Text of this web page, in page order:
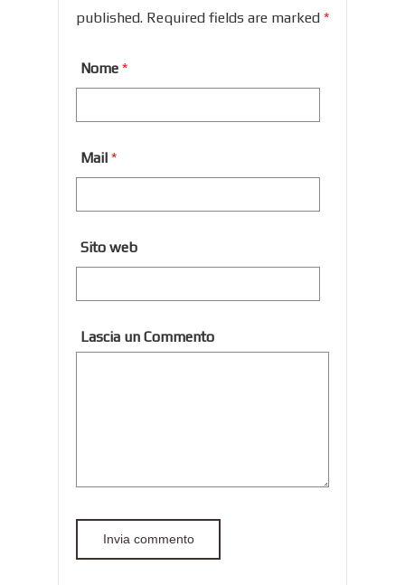
published. Required fields are marked *
Nome *
Mail *
Sito web
Lascia un Commento